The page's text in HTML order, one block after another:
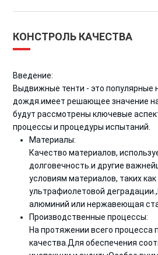
КОНСТРОЛЬ КАЧЕСТВА
Введение:
Выдвижные тенти - это популярные
дождя.имеет решающее значение
будут рассмотрены ключевые
процессы и процедуры испытаний.
Материалы:
Качество материалов,
долговечность.и другие
условиям материалов, таких
ультрафиолетовой
алюминий или нержавеющая
Производственные процессы:
На протяжении всего
качества.Для обеспечения